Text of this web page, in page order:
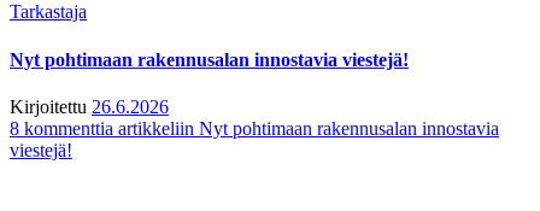
Tarkastaja
Nyt pohtimaan rakennusalan innostavia viestejä!
Kirjoitettu 26.6.2026
8 kommenttia artikkeliin Nyt pohtimaan rakennusalan innostavia
viestejä!